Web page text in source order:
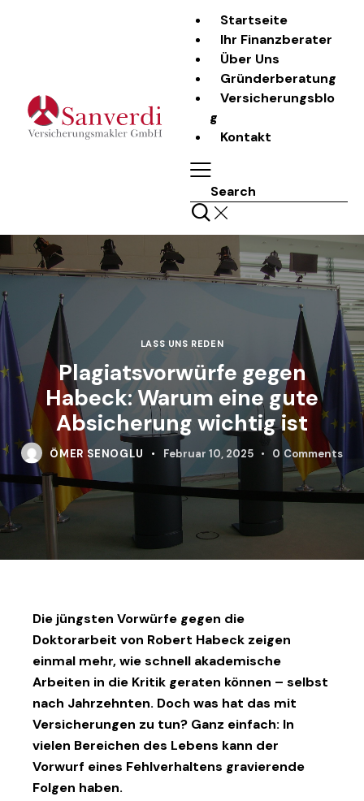
Startseite
Ihr Finanzberater
Über Uns
Gründerberatung
Versicherungsblo
g
Kontakt
Search
LASS UNS REDEN
Plagiatsvorwürfe gegen
Habeck: Warum eine gute
Absicherung wichtig ist
ÖMER SENOGLU Februar 10, 2025 0 Comments
Die jüngsten Vorwürfe gegen die
Doktorarbeit von Robert Habeck zeigen
einmal mehr, wie schnell akademische
Arbeiten in die Kritik geraten können – selbst
nach Jahrzehnten. Doch was hat das mit
Versicherungen zu tun? Ganz einfach: In
vielen Bereichen des Lebens kann der
Vorwurf eines Fehlverhaltens gravierende
Folgen haben.